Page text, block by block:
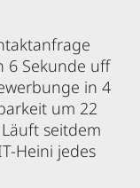
6 Sekunde uff
in 4
um 22
seitdem
Heini jedes